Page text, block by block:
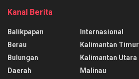
Kanal Berita
Balikpapan
Berau
Bulungan
Daerah
Internasional
Kalimantan Timur
Kalimantan Utara
Malinau